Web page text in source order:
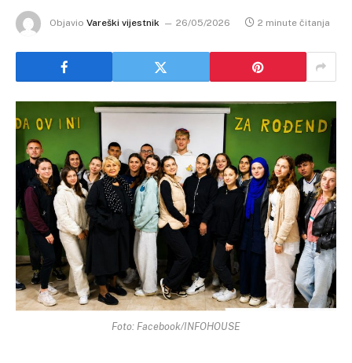
Objavio Vareški vijestnik 26/05/2026 2 minute čitanja
Foto: Facebook/INFOHOUSE